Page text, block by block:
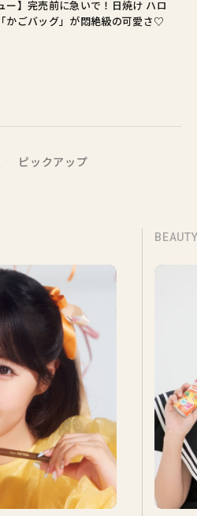
ー】完売前に急いで！日焼け ハロ
かごバッグ」が悶絶級の可愛さ♡
ピックアップ